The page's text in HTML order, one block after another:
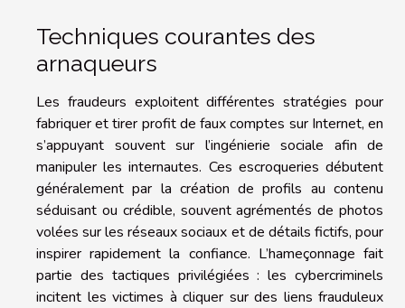
Techniques courantes des
arnaqueurs
Les fraudeurs exploitent différentes stratégies pour
fabriquer et tirer profit de faux comptes sur Internet, en
s’appuyant souvent sur l’ingénierie sociale afin de
manipuler les internautes. Ces escroqueries débutent
généralement par la création de profils au contenu
séduisant ou crédible, souvent agrémentés de photos
volées sur les réseaux sociaux et de détails fictifs, pour
inspirer rapidement la confiance. L’hameçonnage fait
partie des tactiques privilégiées : les cybercriminels
incitent les victimes à cliquer sur des liens frauduleux